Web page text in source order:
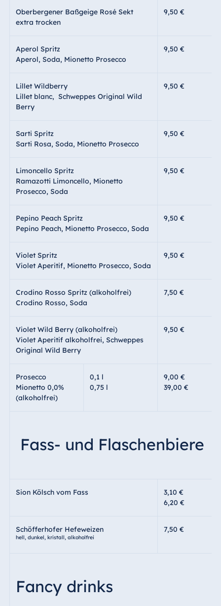
Oberbergener Baßgeige Rosé Sekt
extra trocken
9,50 €
Aperol Spritz
Aperol, Soda, Mionetto Prosecco
9,50 €
Lillet Wildberry
Lillet blanc, Schweppes Original Wild
Berry
9,50 €
Sarti Spritz
Sarti Rosa, Soda, Mionetto Prosecco
9,50 €
Limoncello Spritz
Ramazotti Limoncello, Mionetto
Prosecco, Soda
9,50 €
Pepino Peach Spritz
Pepino Peach, Mionetto Prosecco, Soda
9,50 €
Violet Spritz
Violet Aperitif, Mionetto Prosecco, Soda
9,50 €
Crodino Rosso Spritz (alkoholfrei)
Crodino Rosso, Soda
7,50 €
Violet Wild Berry (alkoholfrei)
Violet Aperitif alkoholfrei, Schweppes
Original Wild Berry
9,50 €
Prosecco
Mionetto 0,0%
(alkoholfrei)
0,1 l
0,75 l
9,00 €
39,00 €
Fass- und Flaschenbiere
Sion Kölsch vom Fass
3,10 €
6,20 €
Schöfferhofer Hefeweizen
hell, dunkel, kristall, alkoholfrei
7,50 €
Fancy drinks